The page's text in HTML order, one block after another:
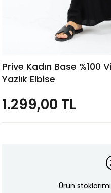
Prive Kadın Base %100
Yazlık Elbise
1.299,00 TL
Ürün